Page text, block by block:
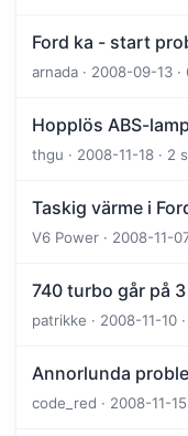
Ford ka - start
arnada · 2008-09-13
Hopplös ABS-
thgu · 2008-11-18 · 2
Taskig värme i
V6 Power · 2008-11-
740 turbo går på
patrikke · 2008-11-10
Annorlunda
code_red · 2008-11-